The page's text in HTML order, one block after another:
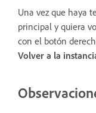
Una vez que haya
principal y quiera
con el botón
Volver a la